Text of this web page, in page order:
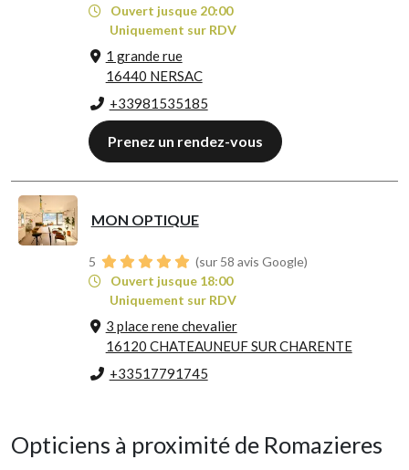
Ouvert jusque 20:00
Uniquement sur RDV
1 grande rue
16440 NERSAC
+33981535185
Prenez un rendez-vous
MON OPTIQUE
5
(sur 58 avis Google)
Ouvert jusque 18:00
Uniquement sur RDV
3 place rene chevalier
16120 CHATEAUNEUF SUR CHARENTE
+33517791745
Opticiens à proximité de Romazieres